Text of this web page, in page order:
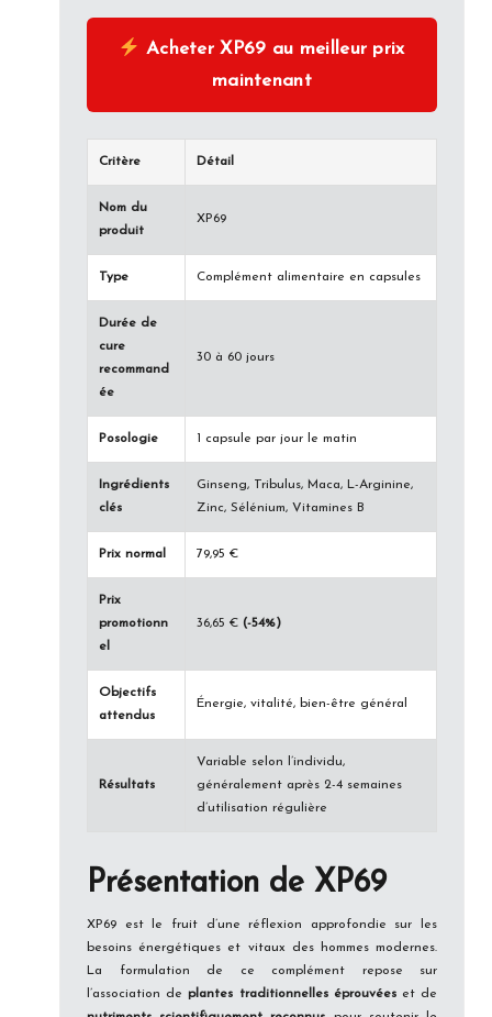
Acheter XP69 au meilleur prix
maintenant
Critère Détail
Nom du
produit
XP69
Type Complément alimentaire en capsules
Durée de
cure
recommand
ée
30 à 60 jours
Posologie 1 capsule par jour le matin
Ingrédients
clés
Ginseng, Tribulus, Maca, L-Arginine,
Zinc, Sélénium, Vitamines B
Prix normal 79,95 €
Prix
promotionn
el
36,65 € (-54%)
Objectifs
attendus
Énergie, vitalité, bien-être général
Résultats
Variable selon l’individu,
généralement après 2-4 semaines
d’utilisation régulière
Présentation de XP69
XP69 est le fruit d’une réflexion approfondie sur les
besoins énergétiques et vitaux des hommes modernes.
La formulation de ce complément repose sur
l’association deplantes traditionnelles éprouvéeset de